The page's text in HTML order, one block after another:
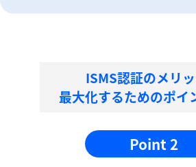
ISMS認証のメリ
最大化するためのポイ
Point 2